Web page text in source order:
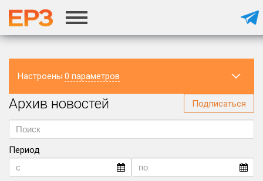
Настроены 0 параметров
Регион
Архив новостей Подписаться
Период